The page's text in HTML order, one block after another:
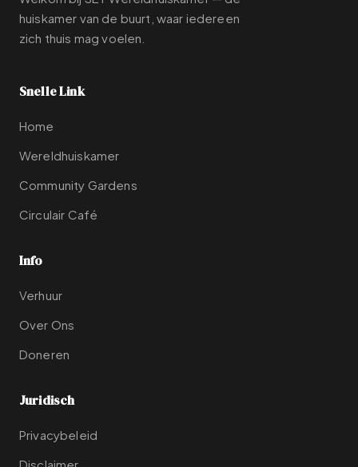
huiskamer van de buurt, waar iedereen
zich thuis mag voelen.
Snelle Link
Home
Wereldhuiskamer
Community Gardens
Circulair Café
Info
Verhuur
Over Ons
Doneren
Juridisch
Privacybeleid